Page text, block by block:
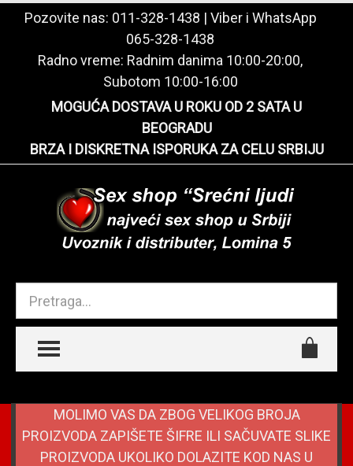
Pozovite nas: 011-328-1438 | Viber i WhatsApp
065-328-1438
Radno vreme: Radnim danima 10:00-20:00,
Subotom 10:00-16:00
MOGUĆA DOSTAVA U ROKU OD 2 SATA U
BEOGRADU
BRZA I DISKRETNA ISPORUKA ZA CELU SRBIJU
TOGGLE MENU
MOLIMO VAS DA ZBOG VELIKOG BROJA
PROIZVODA ZAPIŠETE ŠIFRE ILI SAČUVATE SLIKE
PROIZVODA UKOLIKO DOLAZITE KOD NAS U